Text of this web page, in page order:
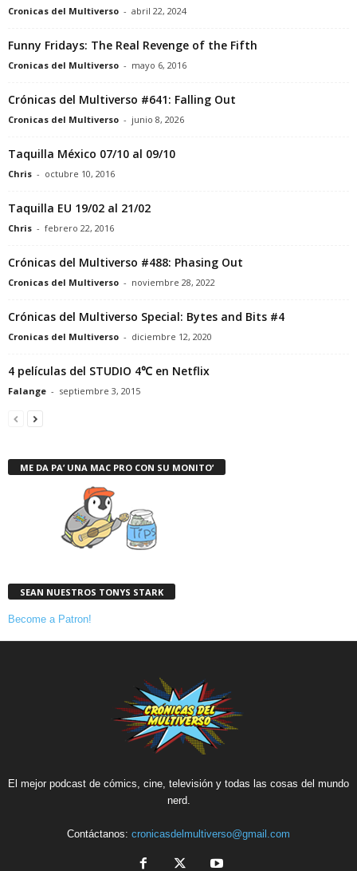
Cronicas del Multiverso - abril 22, 2024
Funny Fridays: The Real Revenge of the Fifth
Cronicas del Multiverso - mayo 6, 2016
Crónicas del Multiverso #641: Falling Out
Cronicas del Multiverso - junio 8, 2026
Taquilla México 07/10 al 09/10
Chris - octubre 10, 2016
Taquilla EU 19/02 al 21/02
Chris - febrero 22, 2016
Crónicas del Multiverso #488: Phasing Out
Cronicas del Multiverso - noviembre 28, 2022
Crónicas del Multiverso Special: Bytes and Bits #4
Cronicas del Multiverso - diciembre 12, 2020
4 películas del STUDIO 4℃ en Netflix
Falange - septiembre 3, 2015
ME DA PA’ UNA MAC PRO CON SU MONITO’
SEAN NUESTROS TONYS STARK
Become a Patron!
El mejor podcast de cómics, cine, televisión y todas las cosas del mundo
nerd.
Contáctanos: cronicasdelmultiverso@gmail.com